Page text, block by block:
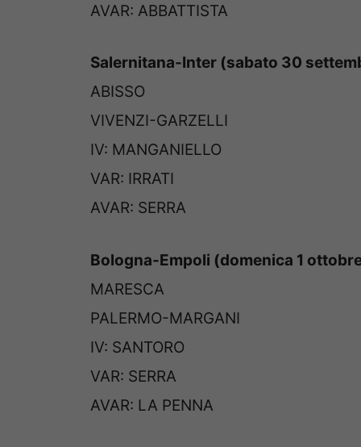
AVAR: ABBATTISTA
Salernitana-Inter (sabato 30
ABISSO
VIVENZI-GARZELLI
IV: MANGANIELLO
VAR: IRRATI
AVAR: SERRA
Bologna-Empoli (domenica 1
MARESCA
PALERMO-MARGANI
IV: SANTORO
VAR: SERRA
AVAR: LA PENNA